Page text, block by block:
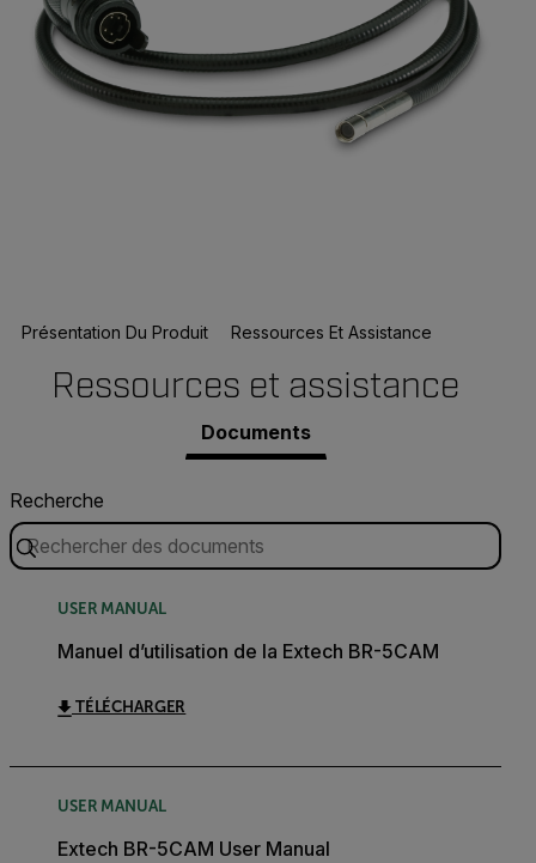
Présentation Du Produit Ressources Et Assistance
Ressources et assistance
Documents
Recherche
USER MANUAL
Manuel d’utilisation de la Extech BR-5CAM
TÉLÉCHARGER
USER MANUAL
Extech BR-5CAM User Manual